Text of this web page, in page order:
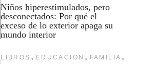
Niños hiperestimulados, pero
desconectados: Por qué el
exceso de lo exterior apaga su
mundo interior
LIBROS , EDUCACION , FAMILIA ,